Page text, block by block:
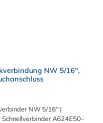
NW 5/16",
NW 5/16" |